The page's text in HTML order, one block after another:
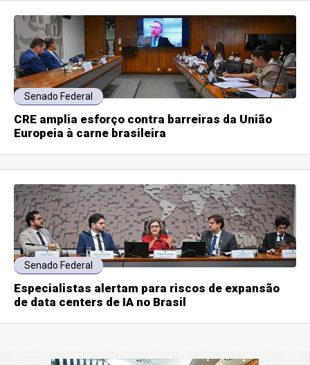
Senado Federal
CRE amplia esforço contra barreiras da União
Europeia à carne brasileira
Senado Federal
Especialistas alertam para riscos de expansão
de data centers de IA no Brasil